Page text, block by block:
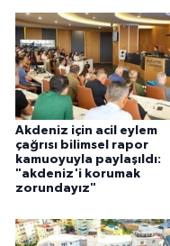
Akdeniz için acil eylem
çağrısı bilimsel rapor
kamuoyuyla paylaşıldı:
"akdeniz'i korumak
zorundayız"